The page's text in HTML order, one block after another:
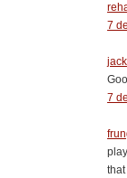
7
jack
7